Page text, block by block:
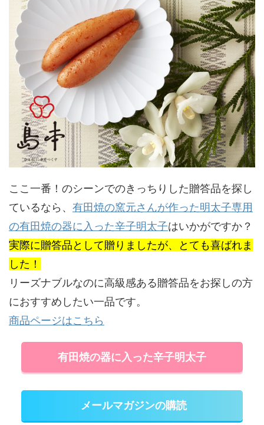
ここ一番！のシーンでのきっちりした贈答品を探し
ているなら、 有田焼の窯元さんが作った明太子専用
の有田焼の器に入った辛子明太子はいかがですか？
実際に贈答品として贈りましたが、とても喜ばれま
した！
リーズナブルなのに高級感ある贈答品をお探しの方
におすすめしたい一品です。
商品ページはこちら
有田焼の器に入った辛子明太子
メールマガジンの購読